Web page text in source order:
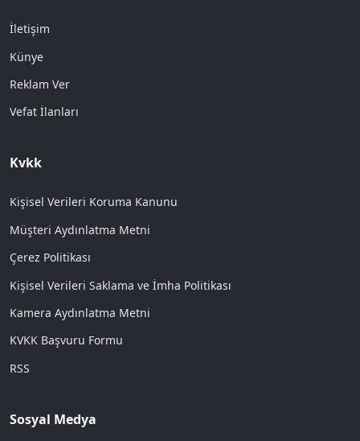
İletişim
Künye
Reklam Ver
Vefat İlanları
Kvkk
Kişisel Verileri Koruma Kanunu
Müşteri Aydınlatma Metni
Çerez Politikası
Kişisel Verileri Saklama ve İmha Politikası
Kamera Aydınlatma Metni
KVKK Başvuru Formu
RSS
Sosyal Medya